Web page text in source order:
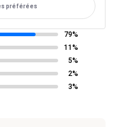
préférées
79%
11%
5%
2%
3%